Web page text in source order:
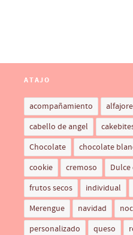
ATAJO
acompañamiento
cabello de angel
Chocolate
chocolate
cookie
cremoso Dulce
frutos secos
individual
Merengue
navidad
personalizado
queso